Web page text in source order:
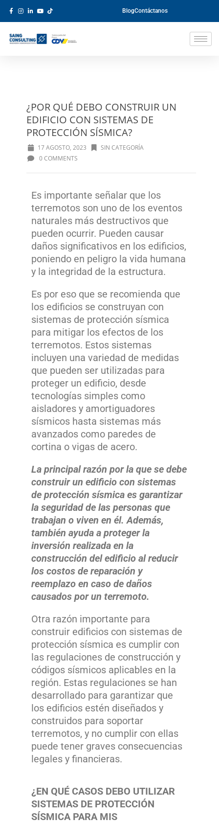
BlogContáctanos
¿POR QUÉ DEBO CONSTRUIR UN
EDIFICIO CON SISTEMAS DE
PROTECCIÓN SÍSMICA?
17 AGOSTO, 2023
SIN CATEGORÍA
0 COMMENTS
Es importante señalar que los
terremotos son uno de los eventos
naturales más destructivos que
pueden ocurrir. Pueden causar
daños significativos en los edificios,
poniendo en peligro la vida humana
y la integridad de la estructura.
Es por eso que se recomienda que
los edificios se construyan con
sistemas de protección sísmica
para mitigar los efectos de los
terremotos. Estos sistemas
incluyen una variedad de medidas
que pueden ser utilizadas para
proteger un edificio, desde
tecnologías simples como
aisladores y amortiguadores
sísmicos hasta sistemas más
avanzados como paredes de
cortina o vigas de acero.
La principal razón por la que se debe
construir un edificio con sistemas
de protección sísmica es garantizar
la seguridad de las personas que
trabajan o viven en él. Además,
también ayuda a proteger la
inversión realizada en la
construcción del edificio al reducir
los costos de reparación y
reemplazo en caso de daños
causados por un terremoto.
Otra razón importante para
construir edificios con sistemas de
protección sísmica es cumplir con
las regulaciones de construcción y
códigos sísmicos aplicables en la
región. Estas regulaciones se han
desarrollado para garantizar que
los edificios estén diseñados y
construidos para soportar
terremotos, y no cumplir con ellas
puede tener graves consecuencias
legales y financieras.
¿EN QUÉ CASOS DEBO UTILIZAR
SISTEMAS DE PROTECCIÓN
SÍSMICA PARA MIS